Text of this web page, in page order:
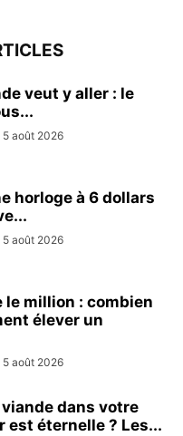
veut y aller : le
5 août 2026
horloge à 6 dollars
5 août 2026
le million : combien
élever un
5 août 2026
dans votre
est éternelle ? Les...